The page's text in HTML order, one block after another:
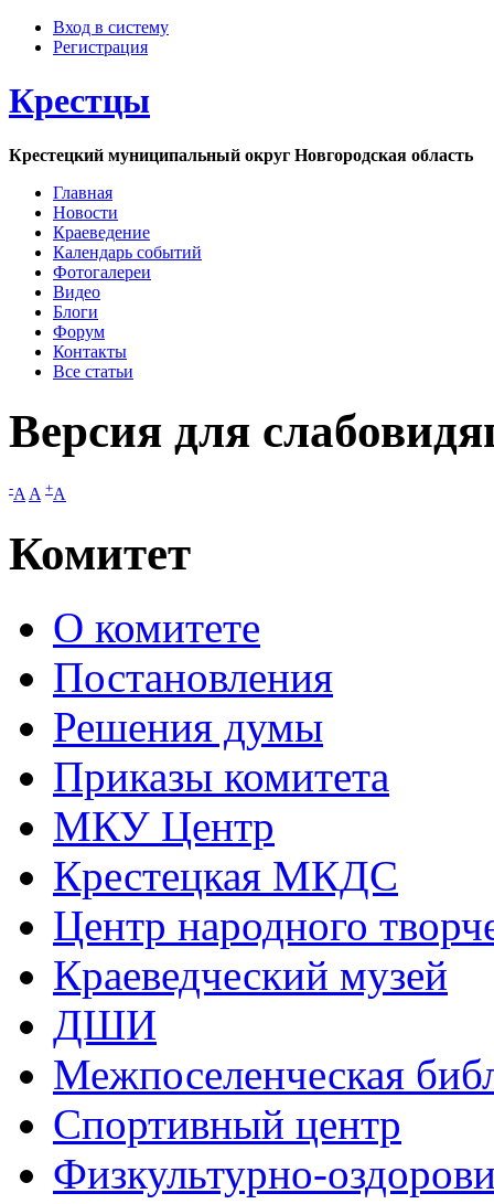
Вход в систему
Регистрация
Крестцы
Крестецкий муниципальный округ Новгородская область
Главная
Новости
Краеведение
Календарь событий
Фотогалереи
Видео
Блоги
Форум
Контакты
Все статьи
Версия для
-A A +A
Комитет
О комитете
Постановления
Решения думы
Приказы комитета
МКУ Центр
Крестецкая МКДС
Центр народного
Краеведческий музей
ДШИ
Межпоселенческая
Спортивный центр
Физкультурно-